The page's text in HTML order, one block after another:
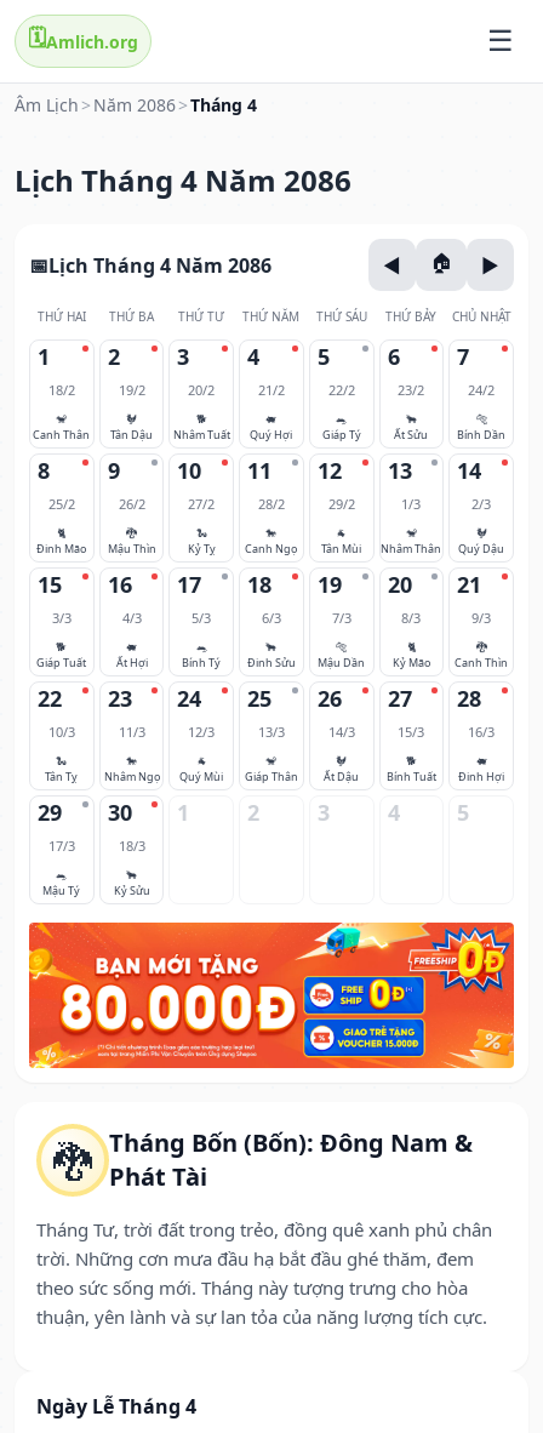
🗓️Amlich.org
Âm Lịch > Năm 2086>Tháng 4
Lịch Tháng 4 Năm 2086
🐉 Tháng Bốn (Bốn): Đông Nam &
Phát Tài
Tháng Tư, trời đất trong trẻo, đồng quê xanh phủ chân
trời. Những cơn mưa đầu hạ bắt đầu ghé thăm, đem
theo sức sống mới. Tháng này tượng trưng cho hòa
thuận, yên lành và sự lan tỏa của năng lượng tích cực.
Ngày Lễ Tháng 4
Lịch Tháng 4 Năm 2086
THỨ HAI THỨ BA THỨ TƯ THỨ NĂM THỨ SÁU THỨ BẢY CHỦ NHẬT
1
18/2
🐒
Canh Thân
2
19/2
🐓
Tân Dậu
3
20/2
🐕
Nhâm Tuất
4
21/2
🐖
Quý Hợi
5
22/2
🐀
Giáp Tý
6
23/2
🐂
Ất Sửu
7
24/2
🐅
Bính Dần
8
25/2
🐈
Đinh Mão
9
26/2
🐉
Mậu Thìn
10
27/2
🐍
Kỷ Tỵ
11
28/2
🐎
Canh Ngọ
12
29/2
🐐
Tân Mùi
13
1/3
🐒
Nhâm Thân
14
2/3
🐓
Quý Dậu
15
3/3
🐕
Giáp Tuất
16
4/3
🐖
Ất Hợi
17
5/3
🐀
Bính Tý
18
6/3
🐂
Đinh Sửu
19
7/3
🐅
Mậu Dần
20
8/3
🐈
Kỷ Mão
21
9/3
🐉
Canh Thìn
22
10/3
🐍
Tân Tỵ
23
11/3
🐎
Nhâm Ngọ
24
12/3
🐐
Quý Mùi
25
13/3
🐒
Giáp Thân
26
14/3
🐓
Ất Dậu
27
15/3
🐕
Bính Tuất
28
16/3
🐖
Đinh Hợi
29
17/3
🐀
Mậu Tý
30
18/3
🐂
Kỷ Sửu
1 2 3 4 5